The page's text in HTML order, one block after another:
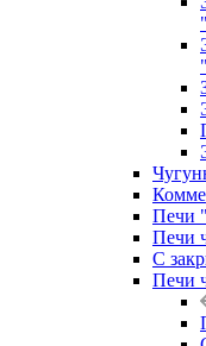
Печи
Печи
С
Печи